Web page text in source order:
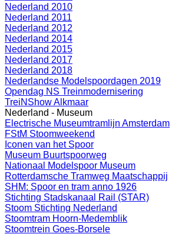
Nederland 2010
Nederland 2011
Nederland 2012
Nederland 2014
Nederland 2015
Nederland 2017
Nederland 2018
Nederlandse Modelspoordagen 2019
Opendag NS Treinmodernisering
TreiNShow Alkmaar
Nederland - Museum
Electrische Museumtramlijn Amsterdam
FStM Stoomweekend
Iconen van het Spoor
Museum Buurtspoorweg
Nationaal Modelspoor Museum
Rotterdamsche Tramweg Maatschappij
SHM: Spoor en tram anno 1926
Stichting Stadskanaal Rail (STAR)
Stoom Stichting Nederland
Stoomtram Hoorn-Medemblik
Stoomtrein Goes-Borsele